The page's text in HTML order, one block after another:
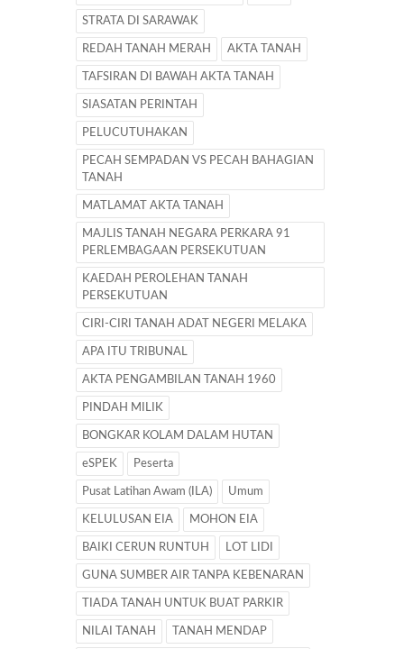
STRATA DI SARAWAK
REDAH TANAH MERAH AKTA TANAH
TAFSIRAN DI BAWAH AKTA TANAH
SIASATAN PERINTAH
PELUCUTUHAKAN
PECAH SEMPADAN VS PECAH BAHAGIAN
TANAH
MATLAMAT AKTA TANAH
MAJLIS TANAH NEGARA PERKARA 91
PERLEMBAGAAN PERSEKUTUAN
KAEDAH PEROLEHAN TANAH
PERSEKUTUAN
CIRI-CIRI TANAH ADAT NEGERI MELAKA
APA ITU TRIBUNAL
AKTA PENGAMBILAN TANAH 1960
PINDAH MILIK
BONGKAR KOLAM DALAM HUTAN
eSPEK Peserta
Pusat Latihan Awam (ILA) Umum
KELULUSAN EIA MOHON EIA
BAIKI CERUN RUNTUH LOT LIDI
GUNA SUMBER AIR TANPA KEBENARAN
TIADA TANAH UNTUK BUAT PARKIR
NILAI TANAH TANAH MENDAP